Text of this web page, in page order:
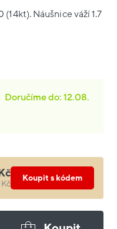
Náušnice váží 1.7
Doručíme do: 12.08.
Koupit s kódem